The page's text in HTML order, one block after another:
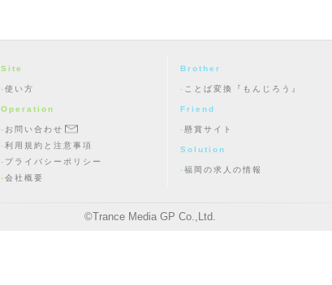
Site
使い方
Operation
お問い合わせ
利用規約と注意事項
プライバシーポリシー
会社概要
Brother
ことば変換『もんじろう』
Friend
懸賞サイト
Solution
福岡の求人の情報
©Trance Media GP Co.,Ltd.